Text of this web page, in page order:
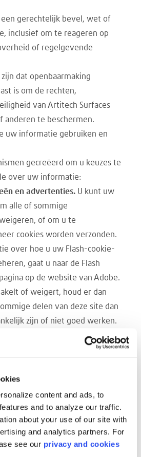
content and ads, to
and to analyze our traffic.
about your use of our site with
and analytics partners. For
see our privacy and cookies
gerechtelijk bevel, wet of
inclusief om te reageren op
of regelgevende
dat openbaarmaking
is om de rechten,
van Artitech Surfaces
anderen te beschermen.
uw informatie gebruiken en
gecreëerd om u keuzes te
over uw informatie:
en advertenties. U kunt uw
alle of sommige
of om u te
cookies worden verzonden.
over hoe u uw Flash-cookie-
gaat u naar de Flash
op de website van Adobe.
of weigert, houd er dan
delen van deze site dan
zijn of niet goed werken.
Als u niet
contactgegevens door het
van derden te promoten, kunt
het relevante vakje aan te
waarop we uw gegevens
u een promotionele e-mail
u ons een e-mail sturen met
weggelaten uit